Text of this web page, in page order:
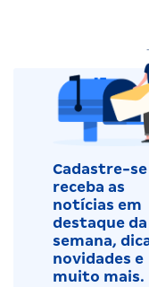
Cadastre-se
receba as
notícias em
destaque da
semana,
novidades e
muito mais.